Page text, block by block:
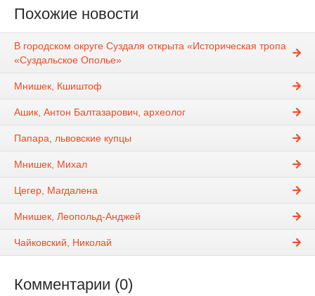
Похожие новости
В городском округе Суздаля открыта «Историческая тропа
«Суздальское Ополье»
Мнишек, Кшиштоф
Ашик, Антон Балтазарович, археолог
Папара, львовские купцы
Мнишек, Михал
Цегер, Магдалена
Мнишек, Леопольд-Анджей
Чайковский, Николай
Комментарии (0)